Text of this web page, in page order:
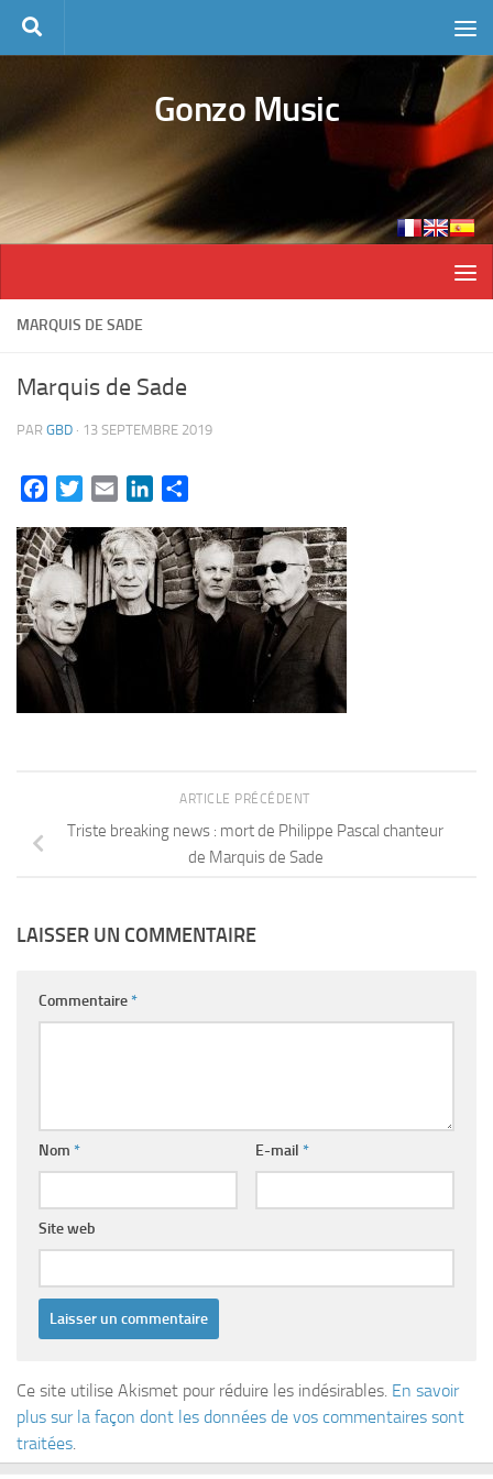
Skip to content
Gonzo Music
MARQUIS DE SADE
Marquis de Sade
PAR GBD · 13 SEPTEMBRE 2019
FacebookTwitterEmail LinkedIn
ARTICLE PRÉCÉDENT
Triste breaking news : mort de Philippe Pascal chanteur
de Marquis de Sade
LAISSER UN COMMENTAIRE
Commentaire*
Nom * E-mail *
Site web
Ce site utilise Akismet pour réduire les indésirables. En savoir
plus sur la façon dont les données de vos commentaires sont
traitées